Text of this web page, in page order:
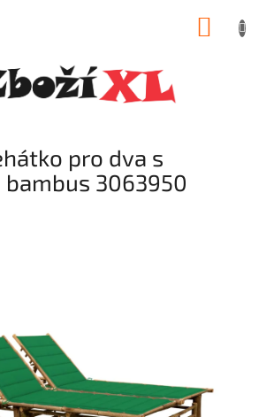
pro dva s
3063950